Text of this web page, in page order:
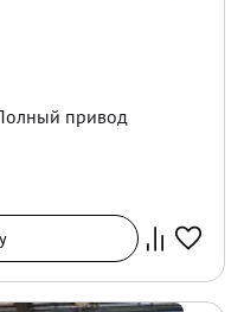
привод